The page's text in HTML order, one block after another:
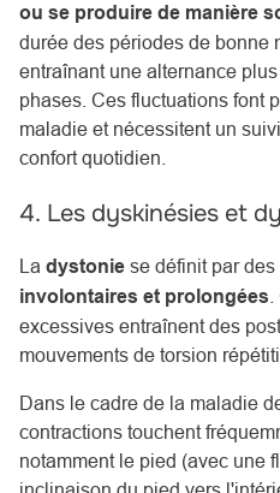
ou se produire de manière
durée des périodes de bonne
entraînant une alternance
phases. Ces fluctuations font
maladie et nécessitent un
confort quotidien.
4. Les dyskinésies et
La dystonie se définit par des
involontaires et prolongées
excessives entraînent des
mouvements de torsion
Dans le cadre de la maladie
contractions touchent
notamment le pied (avec une